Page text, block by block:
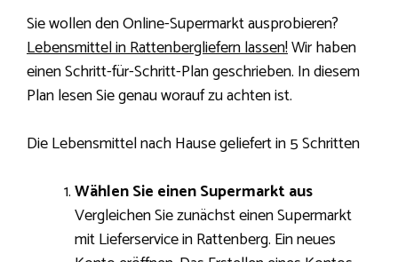
Sie wollen den Online-Supermarkt ausprobieren?
Lebensmittel in Rattenbergliefern lassen!Wir haben
einen Schritt-für-Schritt-Plan geschrieben. In diesem
Plan lesen Sie genau worauf zu achten ist.
Die Lebensmittel nach Hause geliefert in 5 Schritten
Wählen Sie einen Supermarkt aus
Vergleichen Sie zunächst einen Supermarkt
mit Lieferservice in Rattenberg. Ein neues